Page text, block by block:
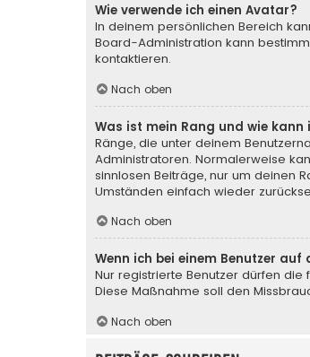
Wie verwende ich einen Avatar?
In deinem persönlichen Bereich
Board-Administration kann
kontaktieren.
Nach oben
Was ist mein Rang und wie kann
Ränge, die unter deinem
Administratoren. Normalerweise
sinnlosen Beiträge, nur um deinen
Umständen einfach wieder
Nach oben
Wenn ich bei einem Benutzer
Nur registrierte Benutzer dürfen
Diese Maßnahme soll den
Nach oben